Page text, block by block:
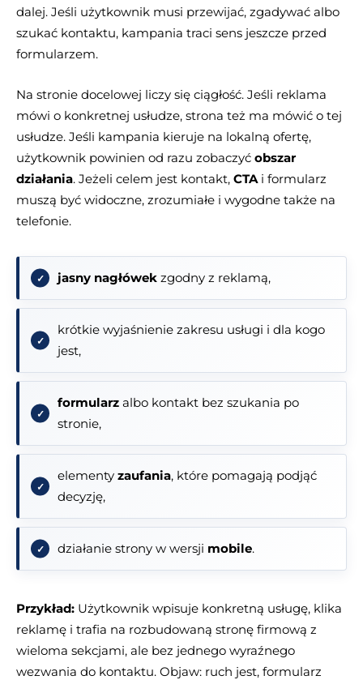
dalej. Jeśli użytkownik musi przewijać, zgadywać albo
szukać kontaktu, kampania traci sens jeszcze przed
formularzem.
Na stronie docelowej liczy się ciągłość. Jeśli reklama
mówi o konkretnej usłudze, strona też ma mówić o tej
usłudze. Jeśli kampania kieruje na lokalną ofertę,
użytkownik powinien od razu zobaczyć obszar
działania. Jeżeli celem jest kontakt, CTAi formularz
muszą być widoczne, zrozumiałe i wygodne także na
telefonie.
jasny nagłówek zgodny z reklamą,
krótkie wyjaśnienie zakresu usługi i dla kogo
jest,
formularz albo kontakt bez szukania po
stronie,
elementy zaufania, które pomagają podjąć
decyzję,
działanie strony w wersji mobile.
Przykład: Użytkownik wpisuje konkretną usługę, klika
reklamę i trafia na rozbudowaną stronę firmową z
wieloma sekcjami, ale bez jednego wyraźnego
wezwania do kontaktu. Objaw: ruch jest, formularz